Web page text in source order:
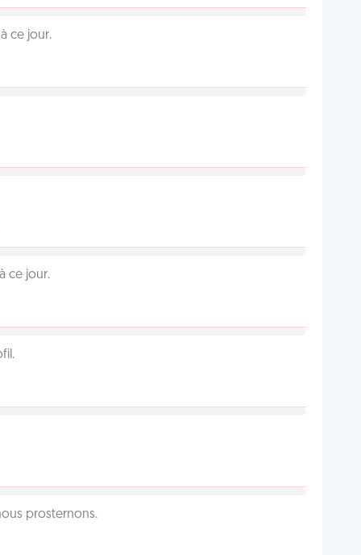
ce jour.
ce jour.
prosternons.